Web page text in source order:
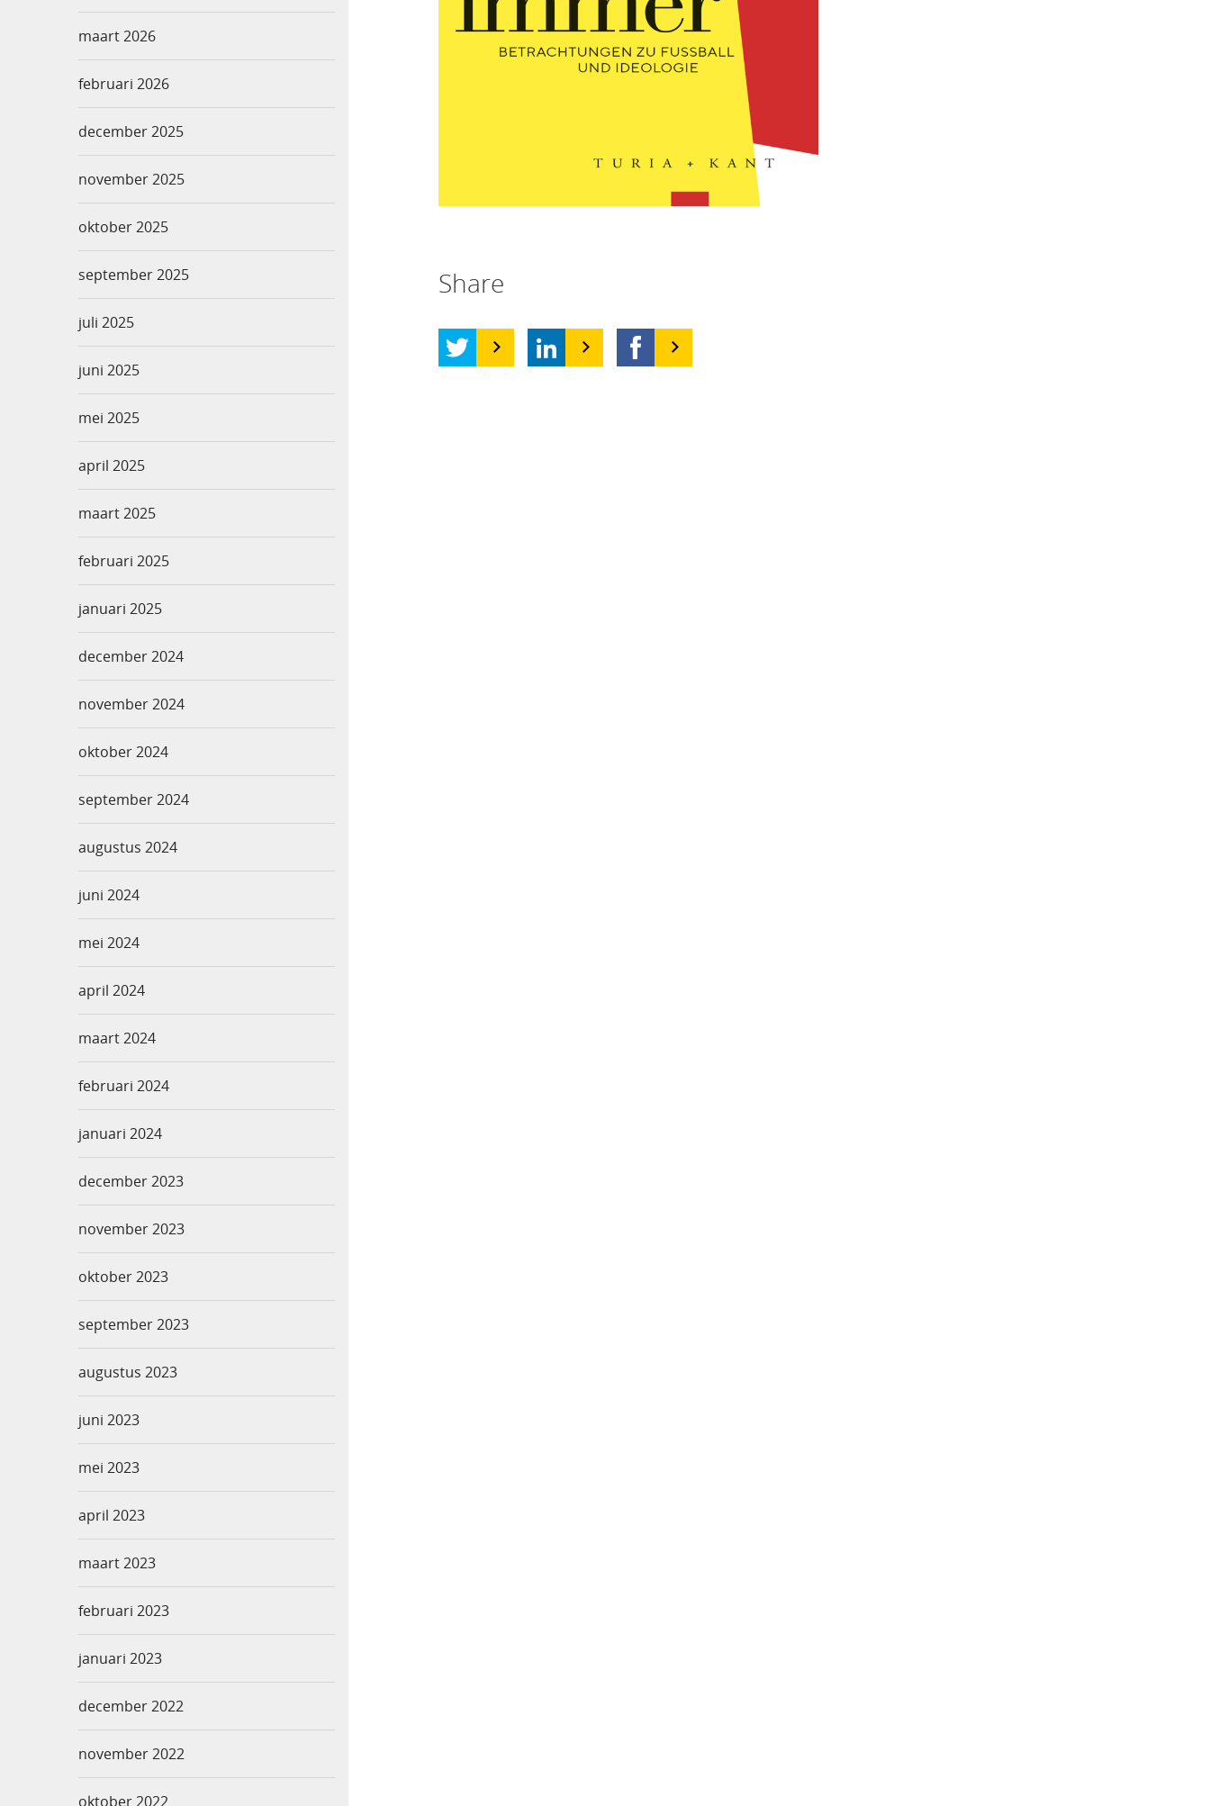
maart 2026
februari 2026
december 2025
november 2025
oktober 2025
september 2025
juli 2025
juni 2025
mei 2025
april 2025
maart 2025
februari 2025
januari 2025
december 2024
november 2024
oktober 2024
september 2024
augustus 2024
juni 2024
mei 2024
april 2024
maart 2024
februari 2024
januari 2024
december 2023
november 2023
oktober 2023
september 2023
augustus 2023
juni 2023
mei 2023
april 2023
maart 2023
februari 2023
januari 2023
december 2022
november 2022
oktober 2022
Share